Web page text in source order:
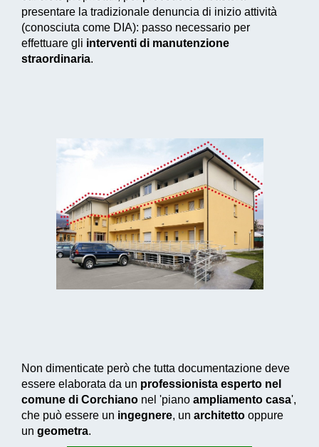
presentare la tradizionale denuncia di inizio attività
(conosciuta come DIA): passo necessario per
effettuare gli interventi di manutenzione
straordinaria.
Non dimenticate però che tutta documentazione deve
essere elaborata da un professionista esperto nel
comune di Corchiano nel 'piano ampliamento casa',
che può essere un ingegnere, un architetto oppure
un geometra.